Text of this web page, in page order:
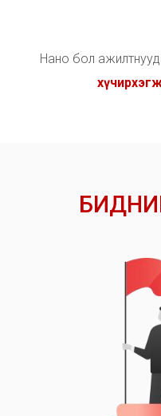
Нано бол ажилтнууд
хүчирхэг
БИДНИ